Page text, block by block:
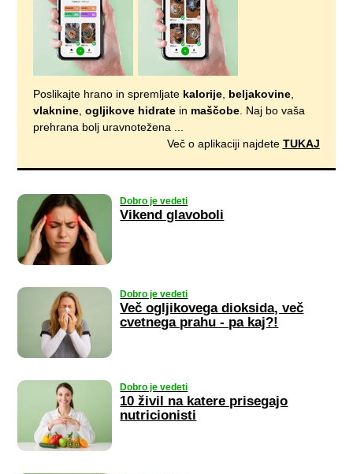
Poslikajte hrano in spremljate kalorije, beljakovine,
vlaknine,ogljikove hidrate in maščobe. Naj bo vaša
prehrana bolj uravnotežena ...
Več o aplikaciji najdete TUKAJ
Dobro je vedeti
Vikend glavoboli
Dobro je vedeti
Več ogljikovega dioksida, več
cvetnega prahu - pa kaj?!
Dobro je vedeti
10 živil na katere prisegajo
nutricionisti